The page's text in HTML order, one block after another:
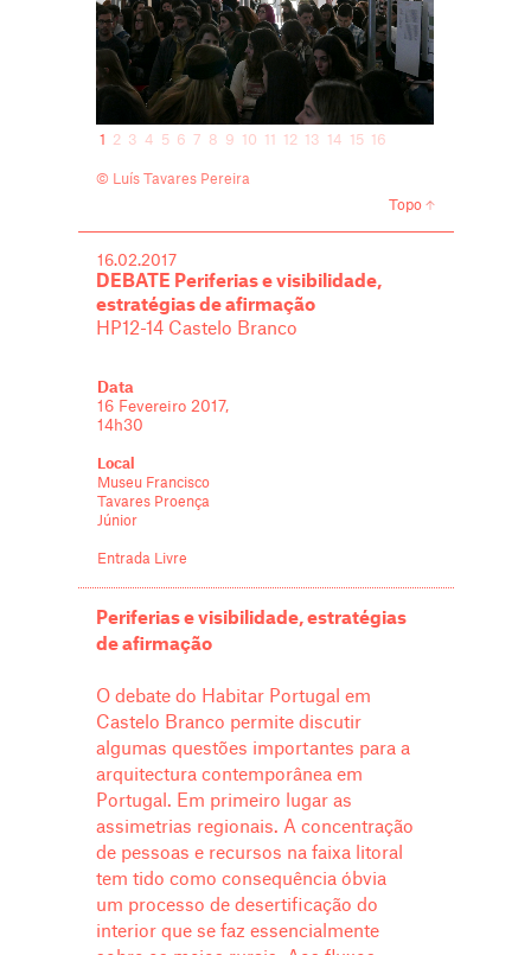
© Luís Tavares Pereira
1 2 3 4 5 6 7 8 9 10 11 12 13 14 15 16
Topo
16.02.2017
DEBATE Periferias e visibilidade,
estratégias de afirmação
HP12-14 Castelo Branco
Data
16 Fevereiro 2017,
14h30
Local
Museu Francisco
Tavares Proença
Júnior
Entrada Livre
Periferias e visibilidade, estratégias
de afirmação
O debate do Habitar Portugal em
Castelo Branco permite discutir
algumas questões importantes para a
arquitectura contemporânea em
Portugal. Em primeiro lugar as
assimetrias regionais. A concentração
de pessoas e recursos na faixa litoral
tem tido como consequência óbvia
um processo de desertificação do
interior que se faz essencialmente